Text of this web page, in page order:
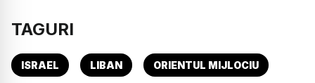
TAGURI
ISRAEL LIBAN ORIENTUL MIJLOCIU